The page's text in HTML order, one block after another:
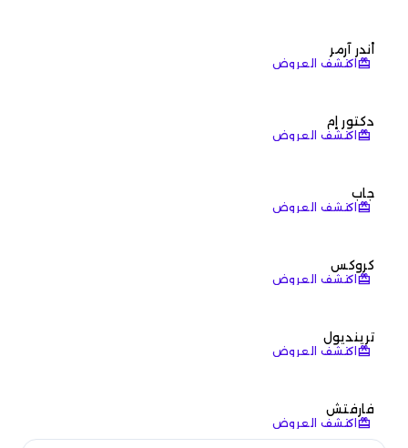
أندر آرمر
redeem اكتشف العروض
دكتور إم
redeem اكتشف العروض
جاب
redeem اكتشف العروض
كروكس
redeem اكتشف العروض
ترينديول
redeem اكتشف العروض
فارفتش
redeem اكتشف العروض